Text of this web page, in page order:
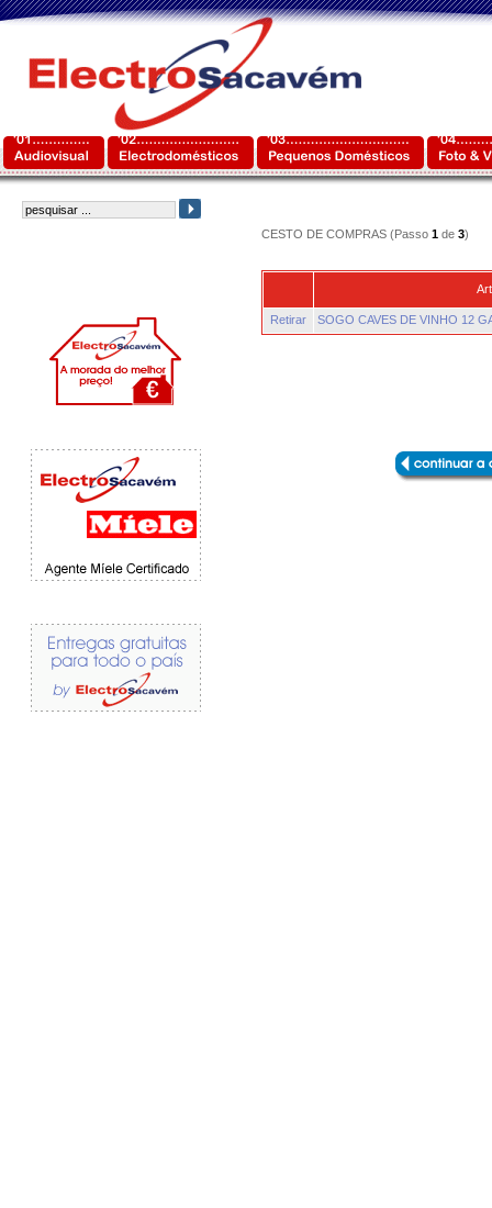
CESTO DE COMPRAS (Passo 1de 3)
Retirar SOGO CAVES DE VINHO 12